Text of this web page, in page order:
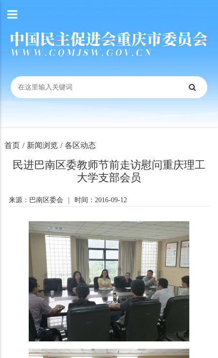
首页 / 新闻浏览 / 各区动态
民进巴南区委教师节前走访慰问重庆理工
大学支部会员
来源：巴南区委会 时间：2016-09-12